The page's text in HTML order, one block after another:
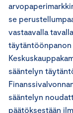
se
vastaavalla
sääntelyn
sääntelyn
päätöksestään